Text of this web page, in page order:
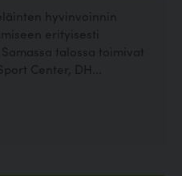
hyvinvoinnin
erityisesti
talossa toimivat
Center, DH...